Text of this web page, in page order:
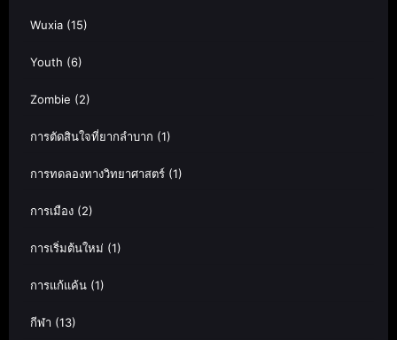
Wuxia (15)
Youth (6)
Zombie (2)
การตัดสินใจที่ยากลำบาก (1)
การทดลองทางวิทยาศาสตร์ (1)
การเมือง (2)
การเริ่มต้นใหม่ (1)
การแก้แค้น (1)
กีฬา (13)